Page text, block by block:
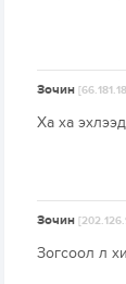
Зочин
Ха ха
Зочин
Зогсоол л